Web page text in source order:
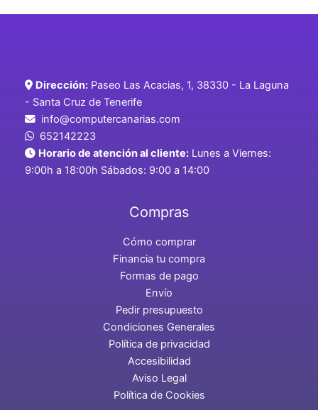
Dirección: Paseo Las Acacias, 1, 38330 - La Laguna
- Santa Cruz de Tenerife
info@computercanarias.com
652142223
Horario de atención al cliente: Lunes a Viernes:
9:00h a 18:00h Sábados: 9:00 a 14:00
Compras
Cómo comprar
Financia tu compra
Formas de pago
Envío
Pedir presupuesto
Condiciones Generales
Política de privacidad
Accesibilidad
Aviso Legal
Política de Cookies